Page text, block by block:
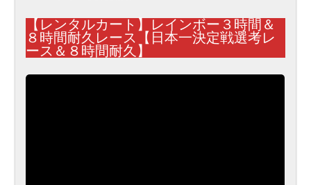
【レンタルカート】レインボー３時間＆
８時間耐久レース【日本一決定戦選考レ
ース＆８時間耐久】